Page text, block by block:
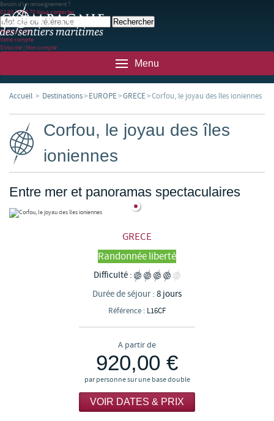
Besoin d'un renseignement ?
02 99 78 83 70 Nous contacter
Panier(0)(0)
Votre compte
S'inscrire | Mon compte
Menu
Accueil > Destinations>EUROPE>GRECE>Corfou, le joyau des îles ioniennes
Corfou, le joyau des îles
ioniennes
Entre mer et panoramas spectaculaires
GRECE
Randonnée liberté
Difficulté :
Durée de séjour : 8 jours
Référence : L16CF
A partir de
920,00 €
par personne sur une base double
VOIR DATES & PRIX